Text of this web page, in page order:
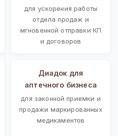
для ускорения работы
отдела продаж и
мгновенной отправки КП
и договоров
Диадок для
аптечного бизнеса
для законной приемки и
продажи маркированных
медикаментов